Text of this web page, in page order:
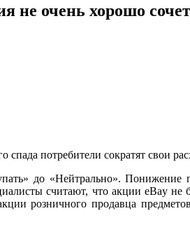
не очень хорошо
спада потребители сократят свои
до «Нейтрально». Понижение
считают, что акции eBay не
розничного продавца